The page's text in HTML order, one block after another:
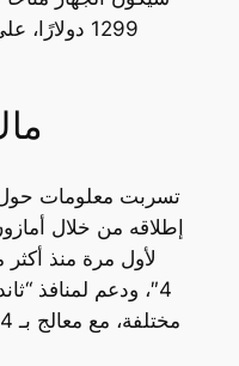
2.
تسربت معلومات حول
إطلاقه من خلال